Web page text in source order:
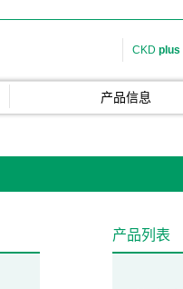
CKD plus
产品信息
产品列表